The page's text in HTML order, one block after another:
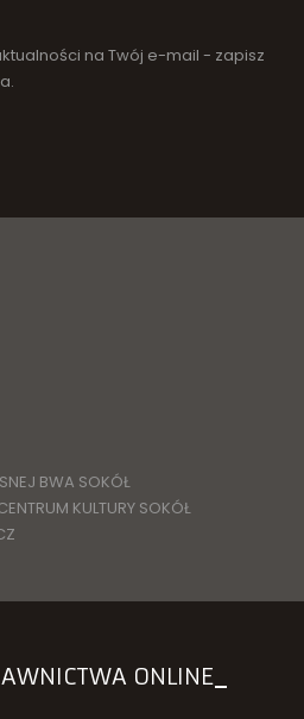
ONLINE
BWA SOKÓŁ
KULTURY SOKÓŁ
na Twój e-mail - zapisz